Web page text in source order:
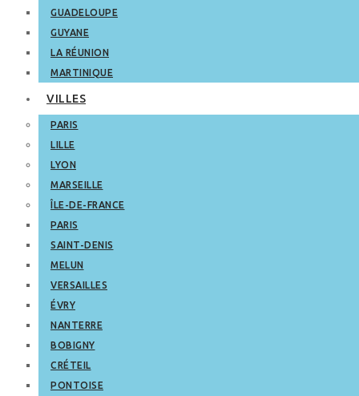
GUADELOUPE
GUYANE
LA RÉUNION
MARTINIQUE
VILLES
PARIS
LILLE
LYON
MARSEILLE
ÎLE-DE-FRANCE
PARIS
SAINT-DENIS
MELUN
VERSAILLES
ÉVRY
NANTERRE
BOBIGNY
CRÉTEIL
PONTOISE